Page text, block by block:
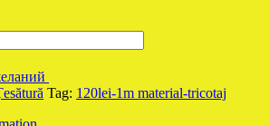
Tag: 120lei-1m material-tricotaj